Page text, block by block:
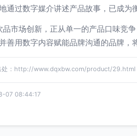
通过数字媒介讲述产品故事，已成为
市场创新，正从单一的产品口味竞
善用数字内容赋能品牌沟通的品牌，
处：http://www.dqxbw.com/product/29.html
07 08:44:17